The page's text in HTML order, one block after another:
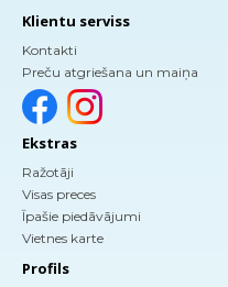
Klientu serviss
Kontakti
Preču atgriešana un maiņa
Ekstras
Ražotāji
Visas preces
Īpašie piedāvājumi
Vietnes karte
Profils